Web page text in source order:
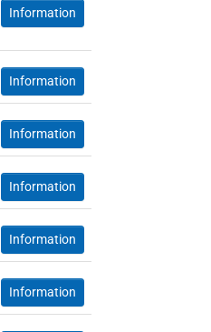
Information
Information
Information
Information
Information
Information